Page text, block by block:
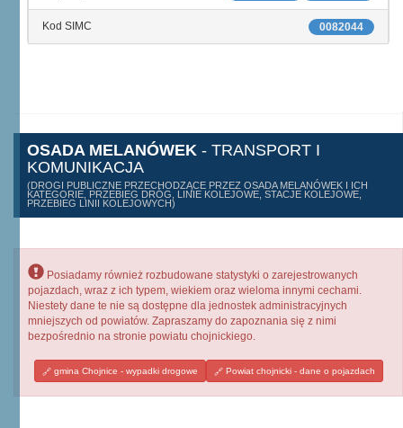
0082044
Kod SIMC
OSADA MELANÓWEK - TRANSPORT I
KOMUNIKACJA
(DROGI PUBLICZNE PRZECHODZĄCE PRZEZ OSADA MELANÓWEK I ICH
KATEGORIE, PRZEBIEG DRÓG, LINIE KOLEJOWE, STACJE KOLEJOWE,
PRZEBIEG LINII KOLEJOWYCH)
Posiadamy również rozbudowane statystyki o zarejestrowanych
pojazdach, wraz z ich typem, wiekiem oraz wieloma innymi cechami.
Niestety dane te nie są dostępne dla jednostek administracyjnych
mniejszych od powiatów. Zapraszamy do zapoznania się z nimi
bezpośrednio na stronie powiatu chojnickiego.
gmina Chojnice - wypadki drogowe Powiat chojnicki - dane o pojazdach